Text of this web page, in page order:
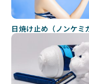
日焼け止め（ノンケミ